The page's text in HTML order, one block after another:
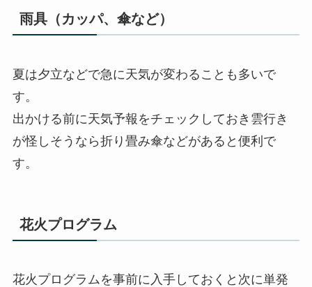
雨具（カッパ、傘など）
夏は夕立などで急に天気が変わることも多いで
す。
出かける前に天気予報をチェックしておき雲行き
が怪しそうなら折り畳み傘などがあると便利で
す。
花火プログラム
花火プログラムを事前に入手しておくと次に単発